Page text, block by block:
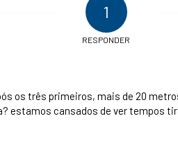
1
RESPONDER
os três primeiros, mais de 20
estamos cansados de ver tempos